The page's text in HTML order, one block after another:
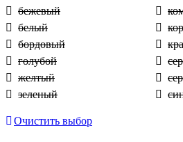
бежевый
белый
бордовый
голубой
желтый
зеленый
Очистить выбор